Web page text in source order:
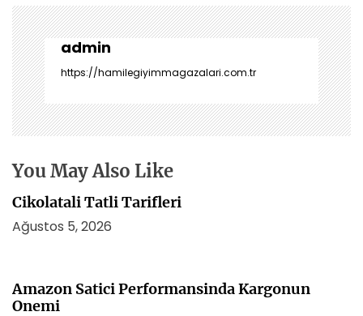
ı
g
e
z
i
n
m
s
i
admin
https://hamilegiyimmagazalari.com.tr
You May Also Like
Cikolatali Tatli Tarifleri
Ağustos 5, 2026
Amazon Satici Performansinda Kargonun
Onemi